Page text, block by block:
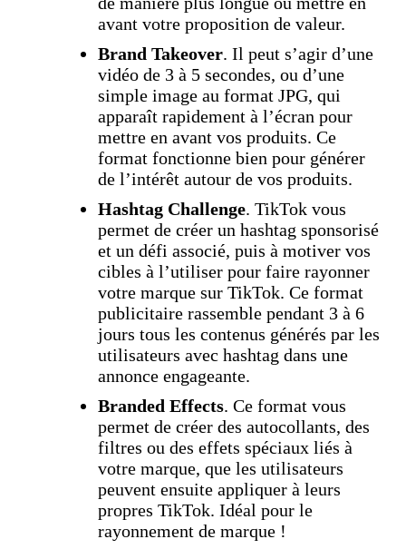
avant votre proposition de valeur.
Brand Takeover. Il peut s’agir d’une
vidéo de 3 à 5 secondes, ou d’une
simple image au format JPG, qui
apparaît rapidement à l’écran pour
mettre en avant vos produits. Ce
format fonctionne bien pour générer
de l’intérêt autour de vos produits.
Hashtag Challenge. TikTok vous
permet de créer un hashtag sponsorisé
et un défi associé, puis à motiver vos
cibles à l’utiliser pour faire rayonner
votre marque sur TikTok. Ce format
publicitaire rassemble pendant 3 à 6
jours tous les contenus générés par les
utilisateurs avec hashtag dans une
annonce engageante.
Branded Effects. Ce format vous
permet de créer des autocollants, des
filtres ou des effets spéciaux liés à
votre marque, que les utilisateurs
peuvent ensuite appliquer à leurs
propres TikTok. Idéal pour le
rayonnement de marque !